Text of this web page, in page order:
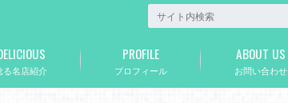
る名店紹介 プロフィール
PROFILE
お問い合わせ
ABOUT US